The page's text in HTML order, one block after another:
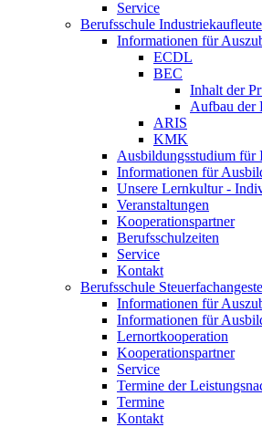
Service
Berufsschule Industriekaufleute
Informationen für
ECDL
BEC
Inhalt der
Aufbau der
ARIS
KMK
Ausbildungsstudium für
Informationen für
Unsere Lernkultur -
Veranstaltungen
Kooperationspartner
Berufsschulzeiten
Service
Kontakt
Berufsschule
Informationen für
Informationen für
Lernortkooperation
Kooperationspartner
Service
Termine der
Termine
Kontakt